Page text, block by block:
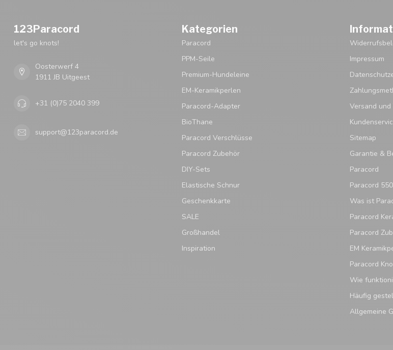
123Paracord
let's go knots!
Oosterwerf 4
1911 JB Uitgeest
+31 (0)75 2040 399
support@123paracord.de
Kategorien
Paracord
PPM-Seile
Premium-Hundeleine
EM-Keramikperlen
Paracord-Adapter
BioThane
Paracord Verschlüsse
Paracord Zubehör
DIY-Sets
Elastische Schnur
Geschenkkarte
SALE
Großhandel
Inspiration
Impressum
Versand
Sitemap
Garantie &
Paracord
Paracord 550
Was ist
Paracord
Paracord
EM
Paracord
Wie
Häufig
Allgemeine